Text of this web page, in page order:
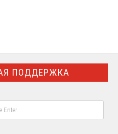
ПОДДЕРЖКА